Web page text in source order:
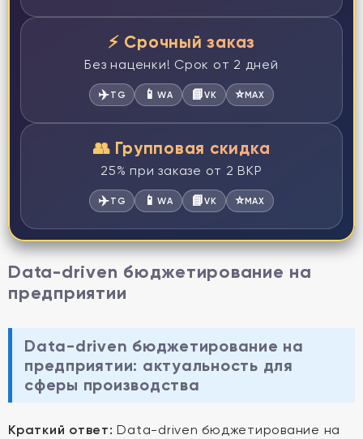
⚡ Срочный заказ
Без наценки! Срок от 2 дней
✈️TG 📱WA 📘VK ⭐MAX
👥 Групповая скидка
25% при заказе от 2 ВКР
✈️TG 📱WA 📘VK ⭐MAX
Data-driven бюджетирование на
предприятии
Data-driven бюджетирование на
предприятии: актуальность для
сферы производства
Краткий ответ: Data-driven бюджетирование на